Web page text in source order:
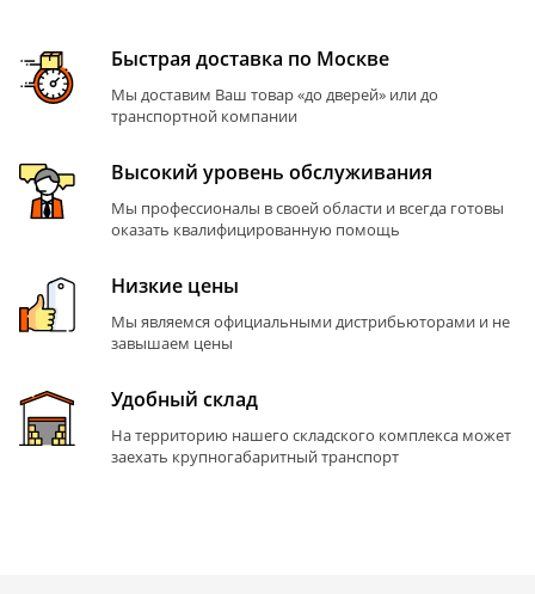
Быстрая доставка по Москве
Мы доставим Ваш товар «до дверей» или до
транспортной компании
Высокий уровень обслуживания
Мы профессионалы в своей области и всегда готовы
оказать квалифицированную помощь
Низкие цены
Мы являемся официальными дистрибьюторами и не
завышаем цены
Удобный склад
На территорию нашего складского комплекса может
заехать крупногабаритный транспорт